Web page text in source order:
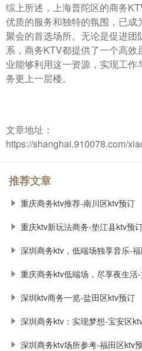
综上所述，上海普陀区的商务
优质的服务和独特的氛围，已成
聚会的首选场所。无论是促进团
系，商务KTV都提供了一个高效
业能够利用这一资源，实现工
务更上一层楼。
文章地址：
https://shanghai.910078.com/
推荐文章
重庆商务ktv推荐-南川区ktv预订
重庆ktv新玩法商务-垫江县ktv预
深圳商务ktv，低端场独享音乐-
重庆商务ktv低端场，尽享夜生活
深圳ktv商务一览-盐田区ktv预订
深圳商务ktv：实现梦想-宝安区
深圳商务ktv场所参考-福田区ktv